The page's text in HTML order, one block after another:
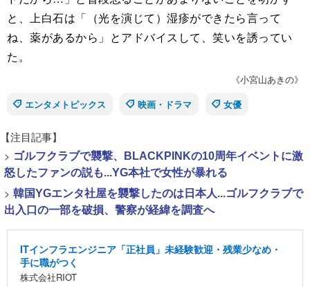
と、上白石は「（光を演じて）湿疹ができたら言って
ね、薬があるから」とアドバイスして、笑いを誘ってい
た。
《小宮山あきの》
エンタメトピックス
映画・ドラマ 女優
【注目記事】
> ゴルフクラブで襲撃、BLACKPINKの10周年イベントに激
怒したファンの説も...YG本社で女性が暴れる
> 韓国YGエンタ社屋を襲撃したのは日本人...ゴルフクラブで
出入口の一部を破損、警察が経緯を調査へ
ITインフラエンジニア「正社員」未経験歓迎・残業少なめ・
手に職がつく
株式会社RIOT